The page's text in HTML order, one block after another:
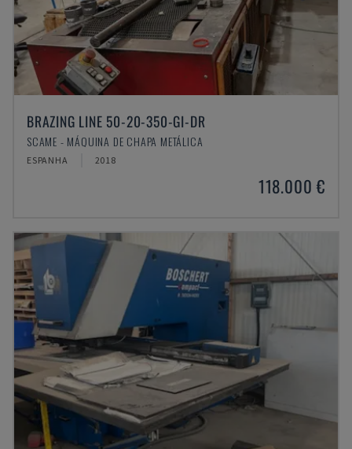
BRAZING LINE 50-20-350-GI-DR
SCAME - MÁQUINA DE CHAPA METÁLICA
ESPANHA 2018
118.000 €